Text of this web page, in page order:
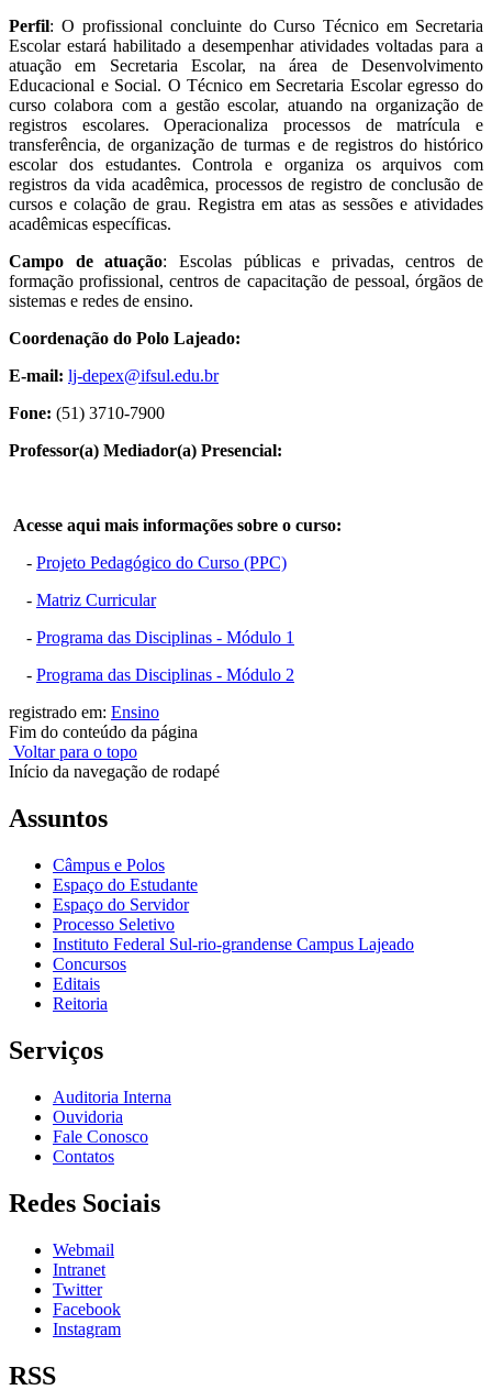
Perfil: O profissional concluinte do Curso Técnico em Secretaria
Escolarestará habilitado a desempenhar atividades voltadas para a
atuação em Secretaria Escolar, na área de Desenvolvimento
Educacional e Social. O Técnico em Secretaria Escolar egresso do
curso colabora com a gestão escolar, atuando na organização de
registros escolares. Operacionaliza processos de matrícula e
transferência, de organização de turmas e de registros do histórico
escolar dos estudantes. Controla e organiza os arquivos com
registros da vida acadêmica, processos de registro de conclusão de
cursos e colação de grau. Registra em atas as sessões e atividades
acadêmicas específicas.
Campo de atuação: Escolas públicas e privadas, centros de
formação profissional, centros de capacitação de pessoal, órgãos de
sistemas e redes de ensino.
Coordenação do Polo Lajeado:
E-mail: lj-depex@ifsul.edu.br
Fone: (51) 3710-7900
Professor(a) Mediador(a) Presencial:
Acesse aqui mais informações sobre o curso:
- Projeto Pedagógico do Curso (PPC)
- Matriz Curricular
- Programa das Disciplinas - Módulo 1
- Programa das Disciplinas - Módulo 2
registrado em: Ensino
Fim do conteúdo da página
Voltar para o topo
Início da navegação de rodapé
Assuntos
Câmpus e Polos
Espaço do Estudante
Espaço do Servidor
Processo Seletivo
Instituto Federal Sul-rio-grandense Campus Lajeado
Concursos
Editais
Reitoria
Serviços
Auditoria Interna
Ouvidoria
Fale Conosco
Contatos
Redes Sociais
Webmail
Intranet
Twitter
Facebook
Instagram
RSS